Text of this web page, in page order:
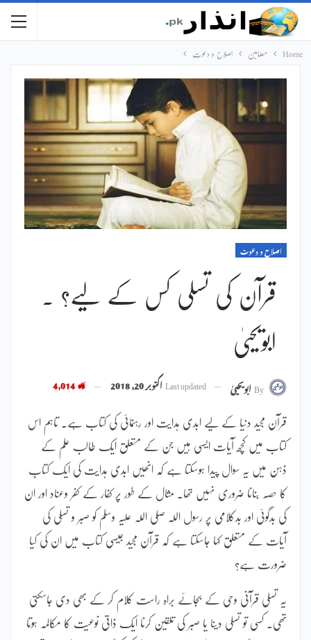
Home مضامین اصلاح و دعوت
اصلاح و دعوت
قرآن کی تسلی کس کے لیے؟ ۔
ابویحییٰ
Byابویحییٰ Last updatedاکتوبر 20, 2018 4,014
قرآن مجید دنیا کے لیے ابدی ہدایت اور رہنمائی کی کتاب ہے۔ تاہم اس
کتاب میں کچھ آیات ایسی ہیں جن کے متعلق ایک طالب علم کے
ذہن میں یہ سوال پیدا ہوسکتا ہے کہ انھیں ابدی ہدایت کی ایک کتاب
کا حصہ بنانا ضروری نہیں تھا۔ مثال کے طور پر کفار کے کفر وعناد اور ان
کی بدگوئی اور بدکلامی پر رسول اللہ صلی اللہ علیہ وسلم کو صبر و تسلی کی
آیات کے متعلق کہا جاسکتا ہے کہ قرآن مجید جیسی کتاب میں ان کی کیا
ضرورت ہے؟
یہ تسلی قرآنی وحی کے بجائے براہ راست کلام کر کے بھی دی جاسکتی
تھی۔ کسی تو تسلی دینا یا صبر کی تلقین کرنا ایک ذاتی نوعیت کا مکالمہ ہوتا